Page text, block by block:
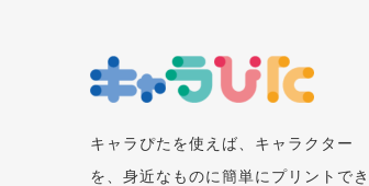
キャラぴたを使えば、キャラクター
を、身近なものに簡単にプリントでき